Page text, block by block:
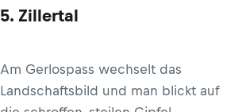
5. Zillertal
Am Gerlospass wechselt das
Landschaftsbild und man blickt auf